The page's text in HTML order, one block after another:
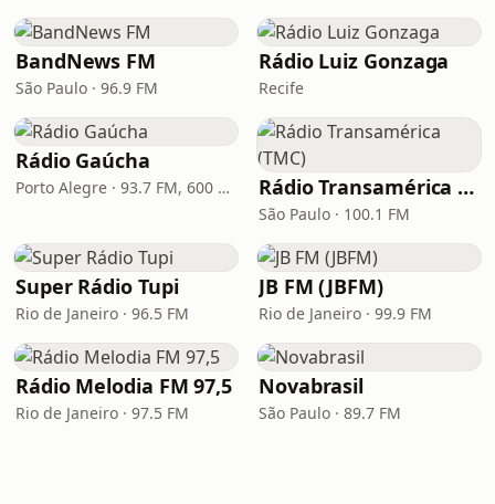
BandNews FM
São Paulo · 96.9 FM
Rádio Luiz Gonzaga
Recife
Rádio Gaúcha
Porto Alegre · 93.7 FM, 600 AM Rádio Transamérica (TMC)
São Paulo · 100.1 FM
Super Rádio Tupi
Rio de Janeiro · 96.5 FM
JB FM (JBFM)
Rio de Janeiro · 99.9 FM
Rádio Melodia FM 97,5
Rio de Janeiro · 97.5 FM
Novabrasil
São Paulo · 89.7 FM